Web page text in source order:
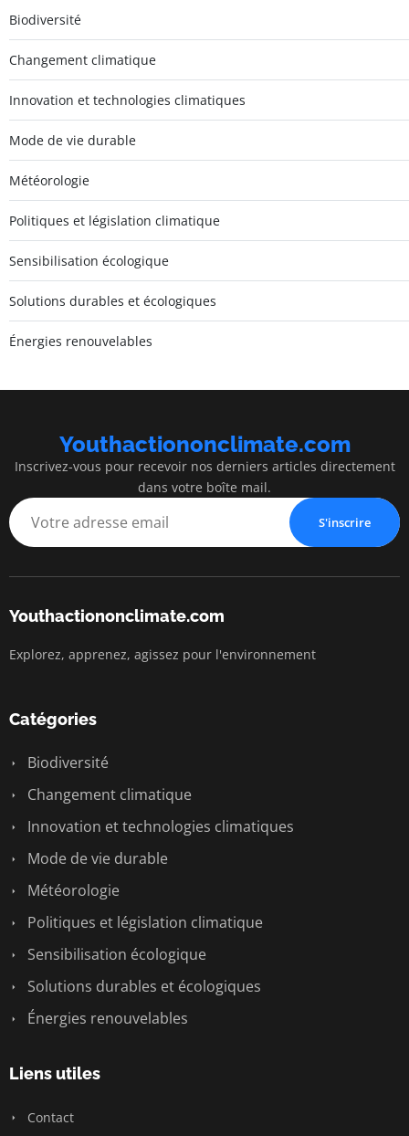
Biodiversité
Changement climatique
Innovation et technologies climatiques
Mode de vie durable
Météorologie
Politiques et législation climatique
Sensibilisation écologique
Solutions durables et écologiques
Énergies renouvelables
Youthactiononclimate.com
Inscrivez-vous pour recevoir nos derniers articles directement
dans votre boîte mail.
S'inscrire
Youthactiononclimate.com
Explorez, apprenez, agissez pour l'environnement
Catégories
Biodiversité
Changement climatique
Innovation et technologies climatiques
Mode de vie durable
Météorologie
Politiques et législation climatique
Sensibilisation écologique
Solutions durables et écologiques
Énergies renouvelables
Liens utiles
Contact